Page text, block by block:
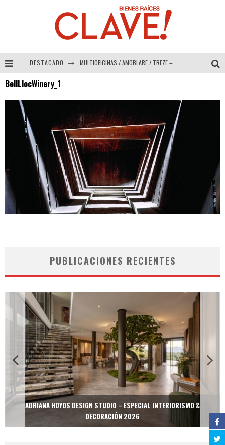
DESTACADO MULTIOFICINAS / AMOBLARE / TREZE – Especial Interiorismo & Decoración 2026
COLINEAL – Especial Interiorismo & Decoración 2026
ADRIANA HOYOS DESIGN STUDIO – Especial Interiorismo & Decoración 2026
BellLlocWinery_1
PUBLICACIONES RECIENTES
ADRIANA HOYOS DESIGN STUDIO – ESPECIAL INTERIORISMO &
DECORACIÓN 2026